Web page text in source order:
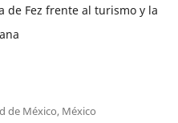
de Fez frente al turismo y la
de México, México